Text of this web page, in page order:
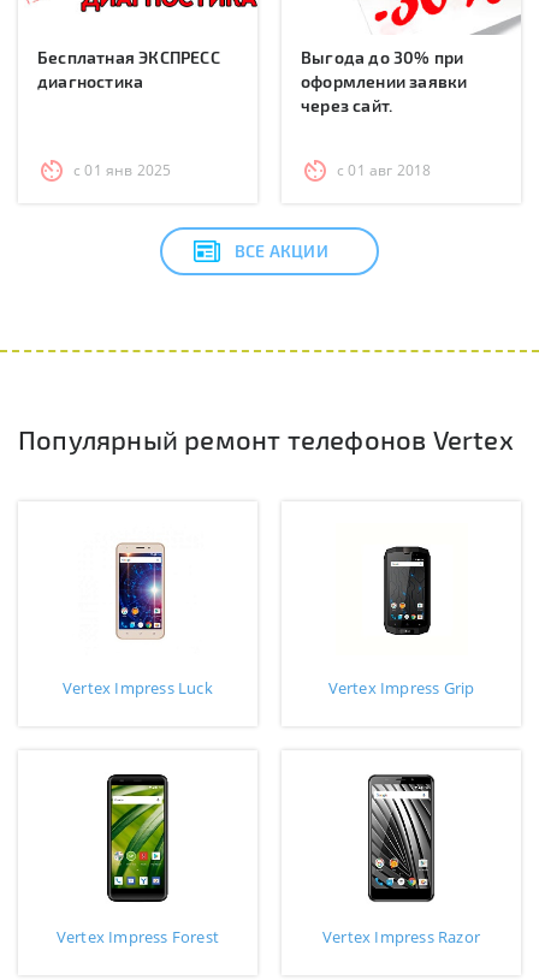
Бесплатная ЭКСПРЕСС
диагностика
с 01 янв 2025
Выгода до 30% при
оформлении заявки
через сайт.
с 01 авг 2018
ВСЕ АКЦИИ
Популярный ремонт телефонов Vertex
Vertex Impress Luck Vertex Impress Grip
Vertex Impress Forest Vertex Impress Razor